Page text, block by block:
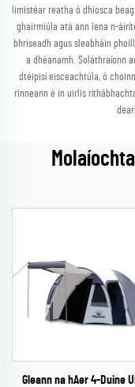
limistéar reatha ó dhiosca
ghairmiúla atá ann lena n-
bhriseadh agus sleabháin
a dhéanamh. Soláthraíonn
dtéipisí eisceachtúla, ó
rinneann é in uirlis
Gleann na hAer 4-Duine